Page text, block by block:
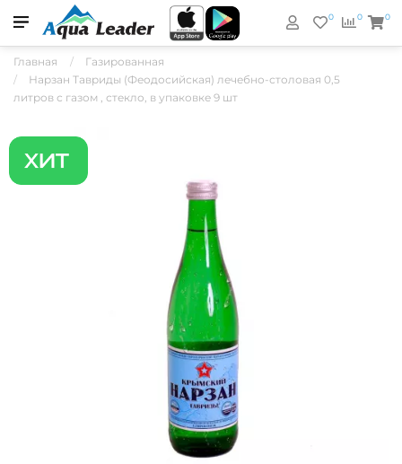
0
0 0
Главная
Газированная
Нарзан Тавриды (Феодосийская) лечебно-столовая 0,5
литров с газом , стекло, в упаковке 9 шт